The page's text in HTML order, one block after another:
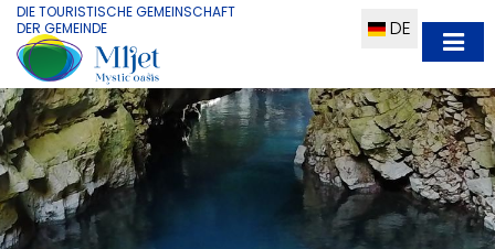
DIE TOURISTISCHE GEMEINSCHAFT
DER GEMEINDE
DE